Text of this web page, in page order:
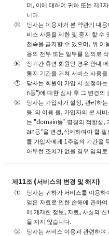
며, 이에 대하여 귀하 또는 제3
니다.
당사는 이용자가 본 약관의 내
비스 사용을 제한 및 중지 할 수
접속을 금지할 수 있으며, 위
용의 전부 또는 일부를 임의로
장기간 휴면 회원인 경우 안내
통지 기간을 거쳐 서비스 사용
당사는 회원이 가입 시 설정하
n등")에 대한 심사 후 그 변경의
당사는 가입자가 설정, 관리하
등"의 이용 율, 가입자의 본 서
는 "domain등" 명칭의 적합성,
ain등"을 변경,삭제하여야 할
를 가입자에게 1주일의 기간을
아무런 조치가 없을 경우 임의
제11조 (서비스의 변경 및 해지)
당사는 귀하가 서비스를 이용
얻은 자료로 인한 손해에 관하
에 게재한 정보, 자료, 사실의
을 지지 않습니다.
당사는 서비스 이용과 관련하